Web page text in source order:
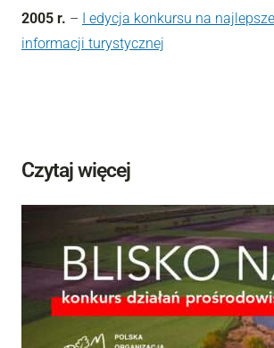
2005 r. – I edycja konkursu na
informacji turystycznej
Czytaj więcej